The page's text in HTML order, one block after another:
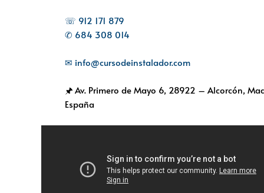
☏ 912 171 879
✆ 684 308 014
✉ info@cursodeinstalador.com
🖈 Av. Primero de Mayo 6, 28922 – Alcorcón,
España